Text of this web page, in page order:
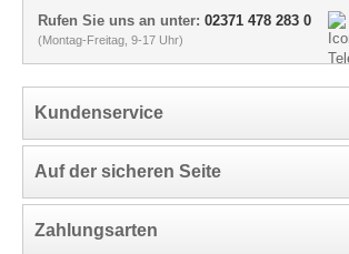
Rufen Sie uns an unter: 02371 478 283 0
(Montag-Freitag, 9-17 Uhr)
Kundenservice
Auf der sicheren Seite
Zahlungsarten